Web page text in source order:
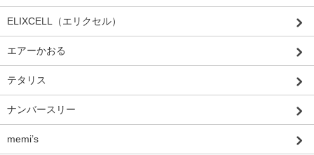
ELIXCELL（エリクセル）
エアーかおる
テタリス
ナンバースリー
memi’s